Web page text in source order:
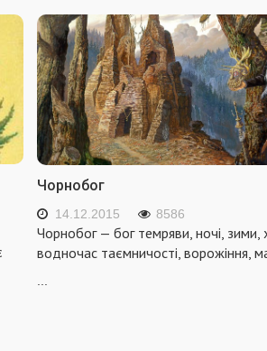
Чорнобог
14.12.2015 8586
Чорнобог — бог темряви, ночі, зими,
водночас таємничості, ворожіння,